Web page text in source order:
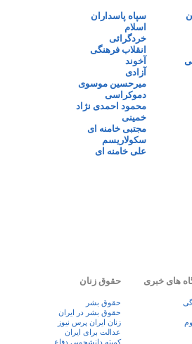
سپاه پاسداران
اسلام
خردگرائی
انقلاب فرهنگی
آخوند
آزادی
میرحسین موسوی
دموکراسی
محمود احمدی نژاد
خمینی
مجتبی خامنه ای
سکولاریسم
علی خامنه ای
های خبری حقوق زنان
حقوق بشر
حقوق بشر در ایران
زنان ايران پرس نيوز
عدالت برای ایران
کمیته دانشجویی دفاع